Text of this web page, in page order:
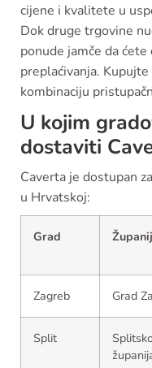
cijene i kvalitete u
Dok druge trgovine
ponude jamče da
preplaćivanja.
kombinaciju
U kojim
dostaviti
Caverta je dostupan
u Hrvatskoj:
Grad
Zagreb Grad
Split